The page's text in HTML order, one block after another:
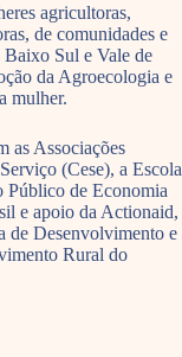
agricultoras,
de comunidades e
Sul e Vale de
da Agroecologia e
mulher.
as Associações
(Cese), a Escola
de Economia
e apoio da Actionaid,
de Desenvolvimento e
Rural do